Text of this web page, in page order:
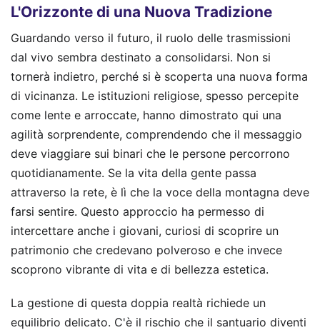
L'Orizzonte di una Nuova Tradizione
Guardando verso il futuro, il ruolo delle trasmissioni
dal vivo sembra destinato a consolidarsi. Non si
tornerà indietro, perché si è scoperta una nuova forma
di vicinanza. Le istituzioni religiose, spesso percepite
come lente e arroccate, hanno dimostrato qui una
agilità sorprendente, comprendendo che il messaggio
deve viaggiare sui binari che le persone percorrono
quotidianamente. Se la vita della gente passa
attraverso la rete, è lì che la voce della montagna deve
farsi sentire. Questo approccio ha permesso di
intercettare anche i giovani, curiosi di scoprire un
patrimonio che credevano polveroso e che invece
scoprono vibrante di vita e di bellezza estetica.
La gestione di questa doppia realtà richiede un
equilibrio delicato. C'è il rischio che il santuario diventi